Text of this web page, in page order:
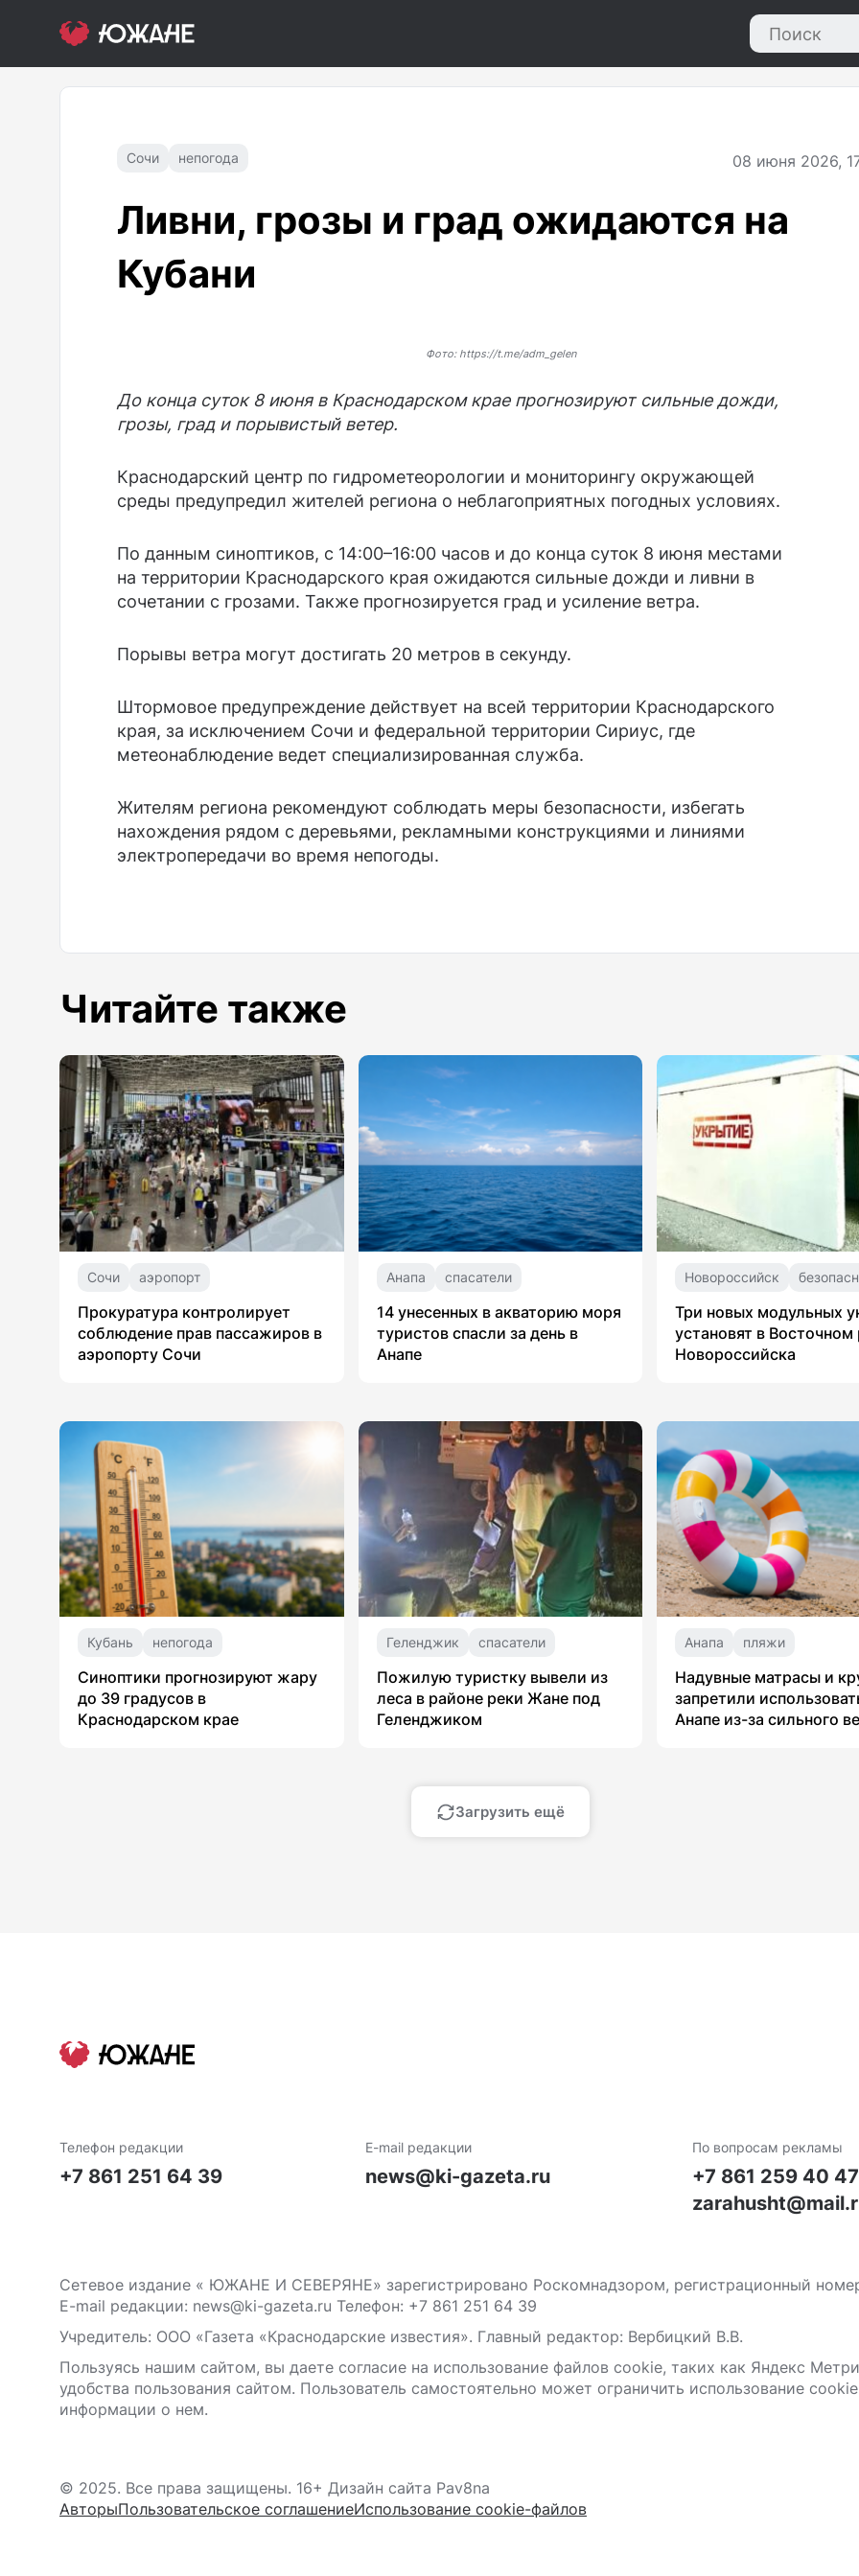
Сочи непогода 08 июня 2026,
Ливни, грозы и град ожидаются на
Кубани
Фото: https://t.me/adm_gelen
До конца суток 8 июня в Краснодарском крае прогнозируют сильные дожди,
грозы, град и порывистый ветер.
Краснодарский центр по гидрометеорологии и мониторингу окружающей
среды предупредил жителей региона о неблагоприятных погодных условиях.
По данным синоптиков, с 14:00–16:00 часов и до конца суток 8 июня местами
на территории Краснодарского края ожидаются сильные дожди и ливни в
сочетании с грозами. Также прогнозируется град и усиление ветра.
Порывы ветра могут достигать 20 метров в секунду.
Штормовое предупреждение действует на всей территории Краснодарского
края, за исключением Сочи и федеральной территории Сириус, где
метеонаблюдение ведет специализированная служба.
Жителям региона рекомендуют соблюдать меры безопасности, избегать
нахождения рядом с деревьями, рекламными конструкциями и линиями
электропередачи во время непогоды.
Читайте также
Сочи аэропорт
Прокуратура контролирует
соблюдение прав пассажиров в
аэропорту Сочи
Анапа спасатели
14 унесенных в акваторию моря
туристов спасли за день в
Анапе
Новороссийск
Три новых модульных
установят в Восточном
Новороссийска
Кубань непогода
Синоптики прогнозируют жару
до 39 градусов в
Краснодарском крае
Геленджик спасатели
Пожилую туристку вывели из
леса в районе реки Жане под
Геленджиком
Анапа пляжи
Надувные матрасы и
запретили
Анапе из-за сильного
Загрузить ещё
Телефон редакции
+7 861 251 64 39
E-mail редакции
news@ki-gazeta.ru
По вопросам рекламы
+7 861 259 40 47
Сетевое издание « ЮЖАНЕ И СЕВЕРЯНЕ» зарегистрировано Роскомнадзором, регистрационный
E-mail редакции: news@ki-gazeta.ru Телефон: +7 861 251 64 39
Учредитель: ООО «Газета «Краснодарские известия». Главный редактор: Вербицкий В.В.
Пользуясь нашим сайтом, вы даете согласие на использование файлов сооkіе, таких как Яндекс
удобства пользования сайтом. Пользователь самостоятельно может ограничить использование
информации о нем.
© 2025. Все права защищены. 16+ Дизайн сайта Pav8na
АвторыПользовательское соглашениеИспользование cookie-файлов